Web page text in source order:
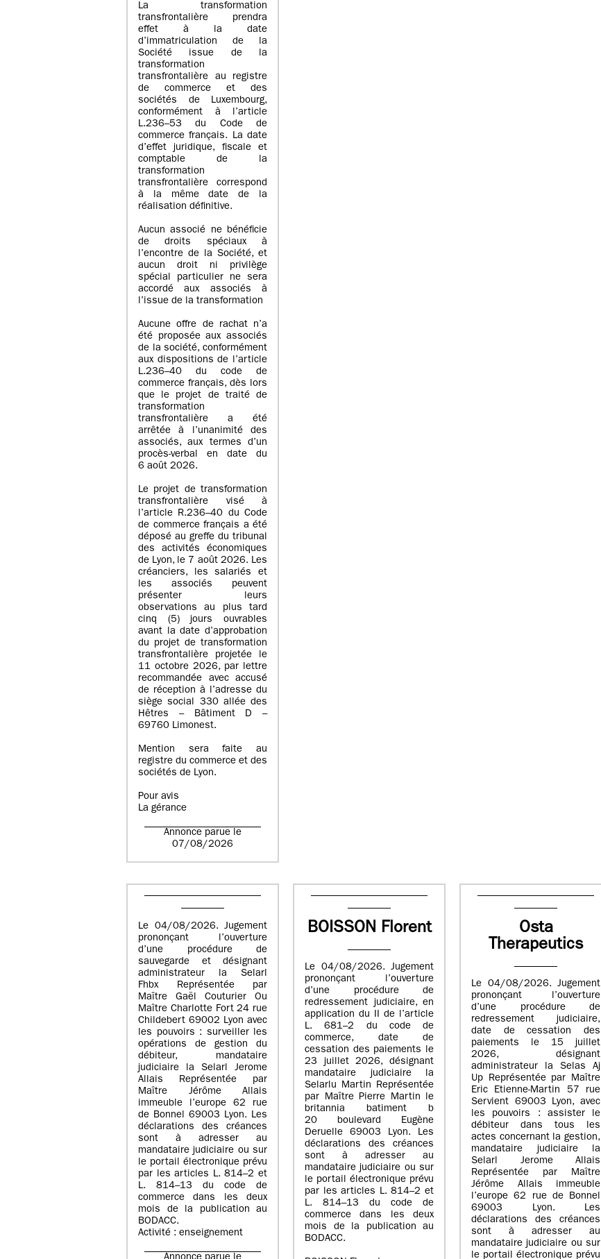
La transformation
transfrontalière prendra
effet à la date
d’immatriculation de la
Société issue de la
transformation
transfrontalière au registre
de commerce et des
sociétés de Luxembourg,
conformément à l’article
L.236–53 du Code de
commerce français. La date
d’effet juridique, fiscale et
comptable de la
transformation
transfrontalière correspond
à la même date de la
réalisation définitive.
Aucun associé ne bénéficie
de droits spéciaux à
l’encontre de la Société, et
aucun droit ni privilège
spécial particulier ne sera
accordé aux associés à
l’issue de la transformation
Aucune offre de rachat n’a
été proposée aux associés
de la société, conformément
aux dispositions de l’article
L.236–40 du code de
commerce français, dès lors
que le projet de traité de
transformation
transfrontalière a été
arrêtée à l’unanimité des
associés, aux termes d’un
procès-verbal en date du
6 août 2026.
Le projet de transformation
transfrontalière visé à
l’article R.236–40 du Code
de commerce français a été
déposé au greffe du tribunal
des activités économiques
de Lyon, le 7 août 2026. Les
créanciers, les salariés et
les associés peuvent
présenter leurs
observations au plus tard
cinq (5) jours ouvrables
avant la date d’approbation
du projet de transformation
transfrontalière projetée le
11 octobre 2026, par lettre
recommandée avec accusé
de réception à l’adresse du
siège social 330 allée des
Hêtres – Bâtiment D –
69760 Limonest.
Mention sera faite au
registre du commerce et des
sociétés de Lyon.
Pour avis
La gérance
Annonce parue le
07/08/2026
Le 04/08/2026. Jugement
prononçant l’ouverture
d’une procédure de
sauvegarde et désignant
administrateur la Selarl
Fhbx Représentée par
Maître Gaël Couturier Ou
Maître Charlotte Fort 24 rue
Childebert 69002 Lyon avec
les pouvoirs : surveiller les
opérations de gestion du
débiteur, mandataire
judiciaire la Selarl Jerome
Allais Représentée par
Maître Jérôme Allais
immeuble l’europe 62 rue
de Bonnel 69003 Lyon. Les
déclarations des créances
sont à adresser au
mandataire judiciaire ou sur
le portail électronique prévu
par les articles L. 814–2 et
L. 814–13 du code de
commerce dans les deux
mois de la publication au
BODACC.
Activité : enseignement
BOISSON Florent
Le 04/08/2026. Jugement
prononçant l’ouverture
d’une procédure de
redressement judiciaire, en
application du II de l’article
L. 681–2 du code de
commerce, date de
cessation des paiements le
23 juillet 2026, désignant
mandataire judiciaire la
Selarlu Martin Représentée
par Maître Pierre Martin le
britannia batiment b
20 boulevard Eugène
Deruelle 69003 Lyon. Les
déclarations des créances
sont à adresser au
mandataire judiciaire ou sur
le portail électronique prévu
par les articles L. 814–2 et
L. 814–13 du code de
commerce dans les deux
mois de la publication au
BODACC.
Osta
Therapeutics
Le 04/08/2026. Jugement
prononçant l’ouverture
d’une procédure de
redressement judiciaire,
date de cessation des
paiements le 15 juillet
2026, désignant
administrateur la Selas Aj
Up Représentée par Maître
Eric Etienne-Martin 57 rue
Servient 69003 Lyon, avec
les pouvoirs : assister le
débiteur dans tous les
actes concernant la gestion,
mandataire judiciaire la
Selarl Jerome Allais
Représentée par Maître
Jérôme Allais immeuble
l’europe 62 rue de Bonnel
69003 Lyon. Les
déclarations des créances
sont à adresser au
mandataire judiciaire ou sur
le portail électronique prévu